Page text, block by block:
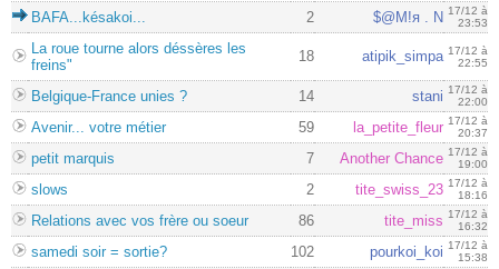
BAFA...késakoi... 2 $@M!я . N 17/12 à
23:53
La roue tourne alors déssères les
freins"
18 atipik_simpa 17/12 à
22:55
Belgique-France unies ? 14 stani 17/12 à
22:00
Avenir... votre métier 59 la_petite_fleur 17/12 à
20:37
petit marquis 7 Another Chance 17/12 à
19:00
slows 2 tite_swiss_23 17/12 à
18:16
Relations avec vos frère ou soeur 86 tite_miss 17/12 à
16:32
samedi soir = sortie? 102 pourkoi_koi 17/12 à
15:38